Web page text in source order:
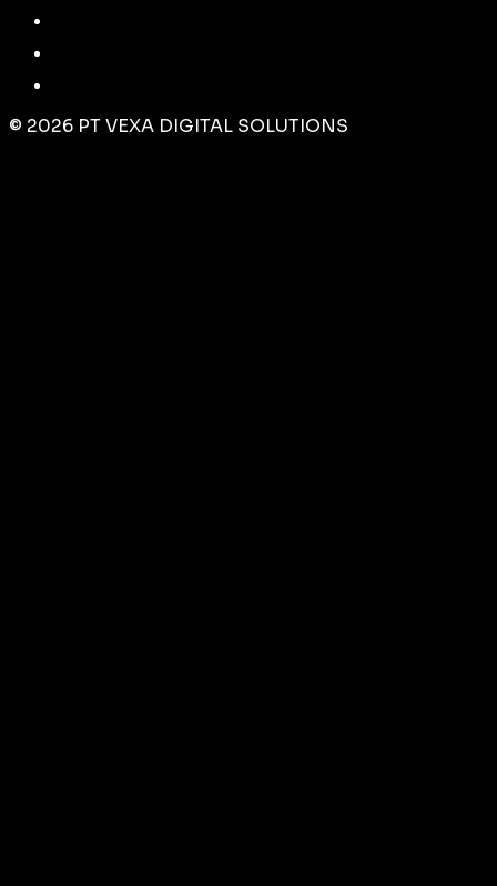
© 2026 PT VEXA DIGITAL SOLUTIONS